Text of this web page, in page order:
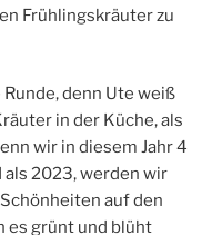
Frühlingskräuter zu
denn Ute weiß
in der Küche, als
wir in diesem Jahr 4
2023, werden wir
auf den
es grünt und blüht